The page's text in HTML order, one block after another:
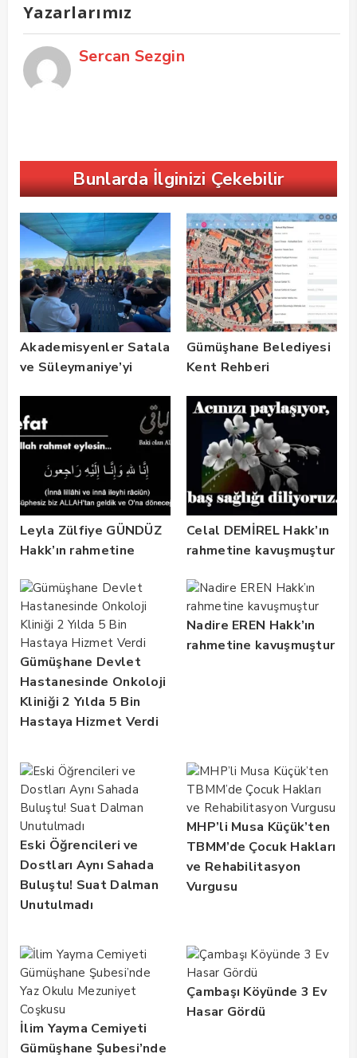
Yazarlarımız
Sercan Sezgin
Bunlarda İlginizi Çekebilir
Akademisyenler Satala
ve Süleymaniye’yi
Gümüşhane Belediyesi
Kent Rehberi
Ruhsat Bilgi Sistemi
ile Güçlendirdi
Leyla Zülfiye GÜNDÜZ
Hakk’ın rahmetine
Celal DEMİREL Hakk’ın
rahmetine kavuşmuştur
Gümüşhane Devlet
Hastanesinde Onkoloji
Kliniği 2 Yılda 5 Bin
Hastaya Hizmet Verdi
Nadire EREN Hakk’ın
rahmetine kavuşmuştur
Eski Öğrencileri ve
Dostları Aynı Sahada
Buluştu! Suat Dalman
Unutulmadı
MHP’li Musa Küçük’ten
TBMM’de Çocuk Hakları
ve Rehabilitasyon
Vurgusu
İlim Yayma Cemiyeti
Gümüşhane Şubesi’nde
Çambaşı Köyünde 3 Ev
Hasar Gördü